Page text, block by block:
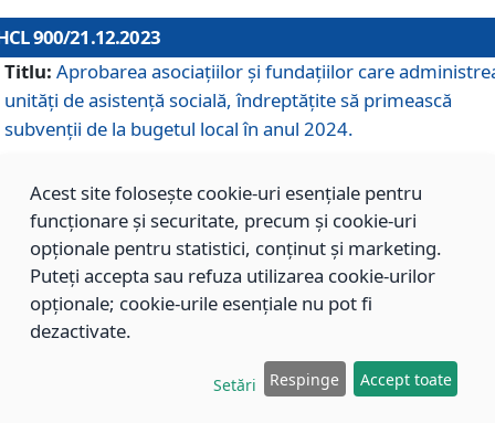
900/21.12.2023
Titlu: Aprobarea asociațiilor şi fundațiilor care
unități de asistenţă socială, îndreptăţite să primească
subvenţii de la bugetul local în anul 2024.
899/21.12.2023
Aprobarea standardelor de cost pentru serviciile
sociale furnizate în cadrul Direcției de Asistență Socială
Brașov, pentru anul 2024.
Modificarea Anexei la H.C.L. nr. 91 din 09.02.2018,
Acest site folosește cookie-uri esențiale pentru
funcționare și securitate, precum și cookie-uri
opționale pentru statistici, conținut și marketing.
Puteți accepta sau refuza utilizarea cookie-urilor
opționale; cookie-urile esențiale nu pot fi
dezactivate.
Setări Respinge Accept toate